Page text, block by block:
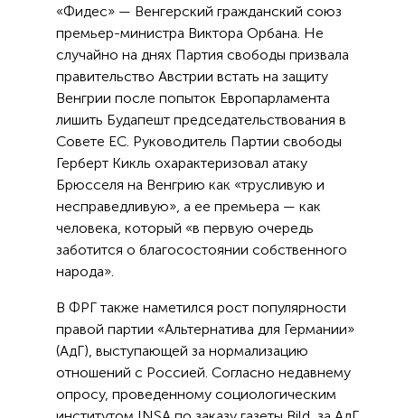
«Фидес» — Венгерский гражданский союз
премьер-министра Виктора Орбана. Не
случайно на днях Партия свободы призвала
правительство Австрии встать на защиту
Венгрии после попыток Европарламента
лишить Будапешт председательствования в
Совете ЕС. Руководитель Партии свободы
Герберт Кикль охарактеризовал атаку
Брюсселя на Венгрию как «трусливую и
несправедливую», а ее премьера — как
человека, который «в первую очередь
заботится о благосостоянии собственного
народа».
В ФРГ также наметился рост популярности
правой партии «Альтернатива для Германии»
(АдГ), выступающей за нормализацию
отношений с Россией. Согласно недавнему
опросу, проведенному социологическим